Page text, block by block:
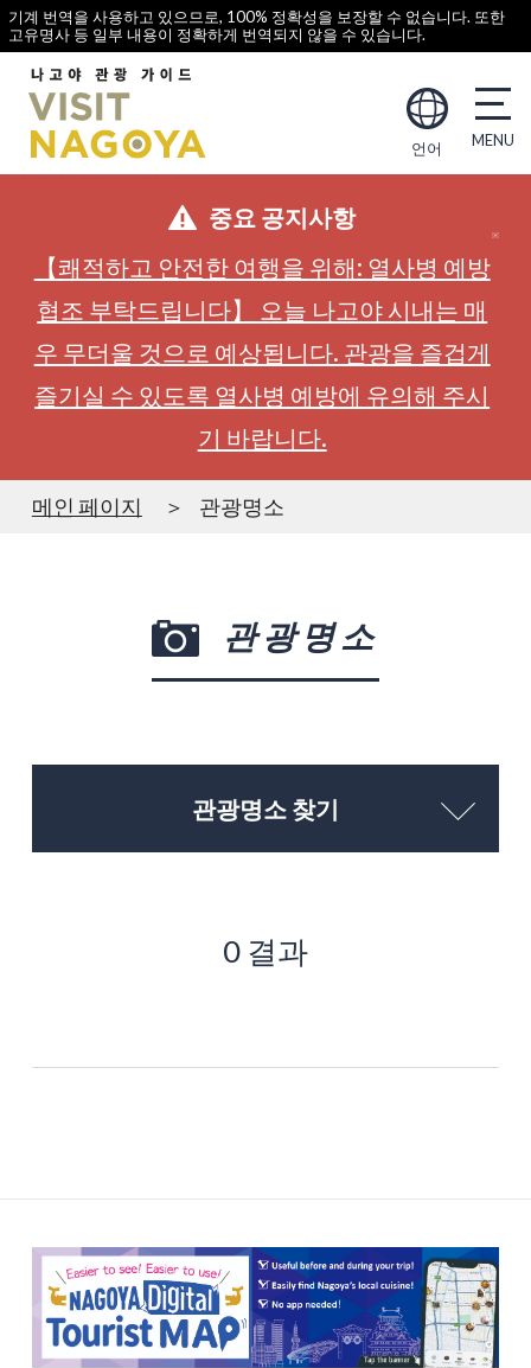
기계 번역을 사용하고 있으므로, 100% 정확성을 보장할 수 없습니다. 또한
고유명사 등 일부 내용이 정확하게 번역되지 않을 수 있습니다.
언어
중요 공지사항
【쾌적하고 안전한 여행을 위해: 열사병 예방
협조 부탁드립니다】 오늘 나고야 시내는 매
우 무더울 것으로 예상됩니다. 관광을 즐겁게
즐기실 수 있도록 열사병 예방에 유의해 주시
기 바랍니다.
메인 페이지 관광명소
관광명소
관광명소 찾기
0 결과